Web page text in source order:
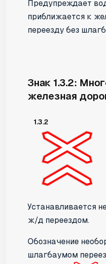
Предупреждает
приближается к
переезду без
Знак 1.3.2:
железная
1.3.2
Устанавливается
ж/д переездом.
Обозначение
шлагбаумом